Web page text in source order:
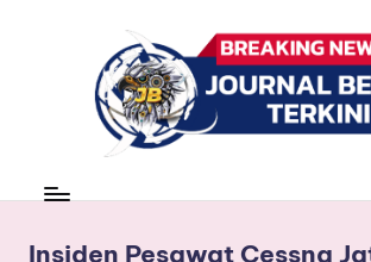
news
Insiden Pesawat Cessna